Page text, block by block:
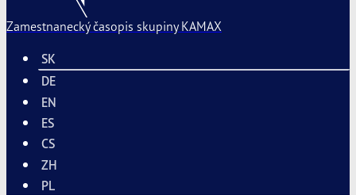
Zamestnanecký časopis skupiny KAMAX
SK
DE
EN
ES
CS
ZH
PL